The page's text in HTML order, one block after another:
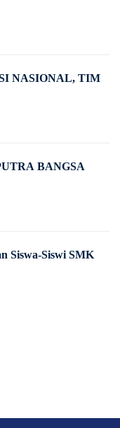
NASIONAL, TIM
BANGSA
Siswa-Siswi SMK